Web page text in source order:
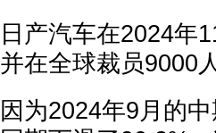
日产汽车在2024年
并在全球裁员9000人
因为2024年9月的